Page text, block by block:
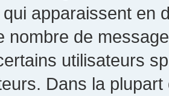
apparaissent en
nombre de
utilisateurs
Dans la